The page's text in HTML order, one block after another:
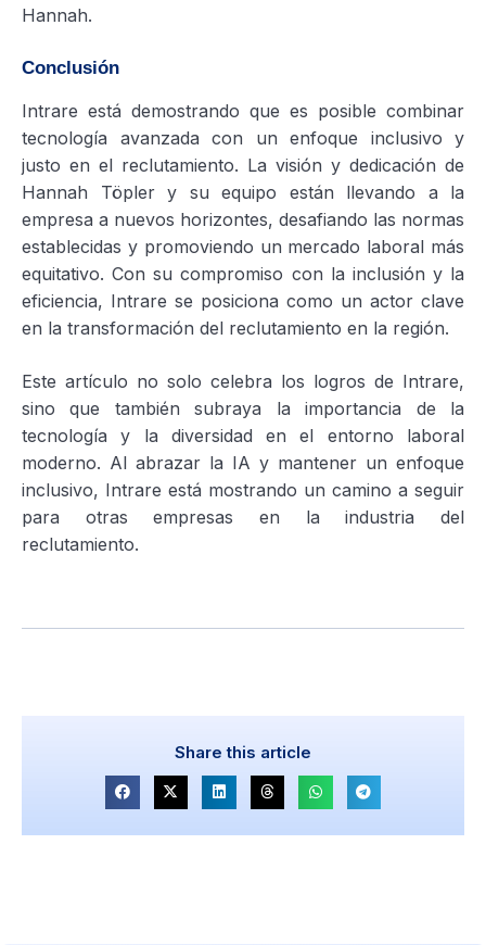
Hannah.
Conclusión
Intrare está demostrando que es posible combinar
tecnología avanzada con un enfoque inclusivo y
justo en el reclutamiento. La visión y dedicación de
Hannah Töpler y su equipo están llevando a la
empresa a nuevos horizontes, desafiando las normas
establecidas y promoviendo un mercado laboral más
equitativo. Con su compromiso con la inclusión y la
eficiencia, Intrare se posiciona como un actor clave
en la transformación del reclutamiento en la región.
Este artículo no solo celebra los logros de Intrare,
sino que también subraya la importancia de la
tecnología y la diversidad en el entorno laboral
moderno. Al abrazar la IA y mantener un enfoque
inclusivo, Intrare está mostrando un camino a seguir
para otras empresas en la industria del
reclutamiento.
Share this article